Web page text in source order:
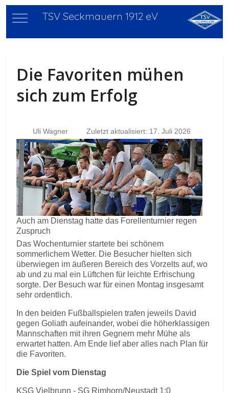
Mobile Menu Toggle
TSV Seckmauern 1912 eV
Die Favoriten mühen
sich zum Erfolg
Uli Wagner Zuletzt aktualisiert: 17. Juli 2026
Auch am Dienstag hatte das Forellenturnier regen
Zuspruch
Das Wochenturnier startete bei schönem
sommerlichem Wetter. Die Besucher hielten sich
überwiegen im äußeren Bereich des Vorzelts auf, wo
ab und zu mal ein Lüftchen für leichte Erfrischung
sorgte. Der Besuch war für einen Montag insgesamt
sehr ordentlich.
In den beiden Fußballspielen trafen jeweils David
gegen Goliath aufeinander, wobei die höherklassigen
Mannschaften mit ihren Gegnern mehr Mühe als
erwartet hatten. Am Ende lief aber alles nach Plan für
die Favoriten.
Die Spiel vom Dienstag
KSG Vielbrunn - SG Rimhorn/Neustadt 1:0